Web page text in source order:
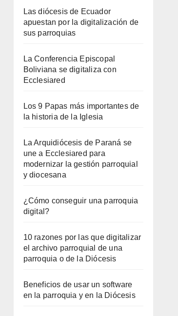
Las diócesis de Ecuador
apuestan por la digitalización de
sus parroquias
La Conferencia Episcopal
Boliviana se digitaliza con
Ecclesiared
Los 9 Papas más importantes de
la historia de la Iglesia
La Arquidiócesis de Paraná se
une a Ecclesiared para
modernizar la gestión parroquial
y diocesana
¿Cómo conseguir una parroquia
digital?
10 razones por las que digitalizar
el archivo parroquial de una
parroquia o de la Diócesis
Beneficios de usar un software
en la parroquia y en la Diócesis